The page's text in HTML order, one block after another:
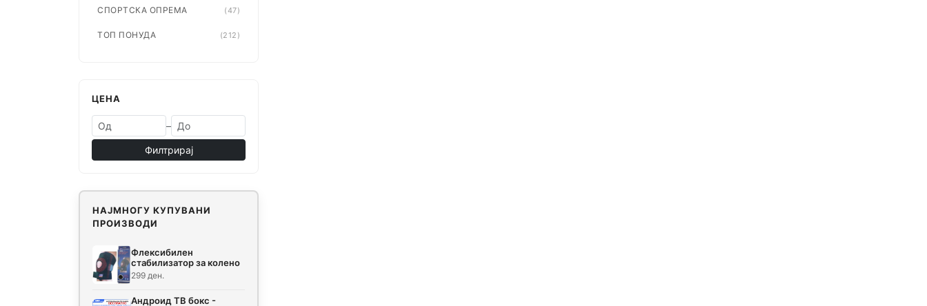
СПОРТСКА ОПРЕМА (47)
ТОП ПОНУДА (212)
ЦЕНА
–
Филтрирај
НАЈМНОГУ КУПУВАНИ
ПРОИЗВОДИ
Флексибилен
стабилизатор за колено
299 ден.
Андроид ТВ бокс -